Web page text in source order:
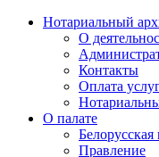
Нотариальный
О
Контакты
Оплата
О палате
Белорусская
Правление